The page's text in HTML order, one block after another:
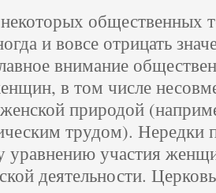
общественных
и вовсе отрицать
внимание
в том числе
природой
трудом). Нередки
уравнению участия
деятельности.